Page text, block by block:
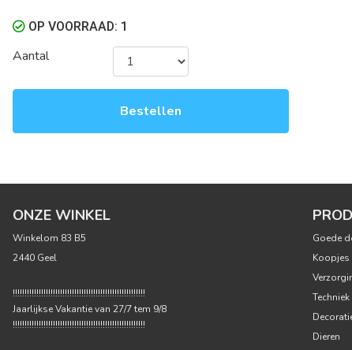
OP VOORRAAD: 1
Aantal
Bestellen
ONZE WINKEL
Winkelom 83 B5
2440 Geel
!!!!!!!!!!!!!!!!!!!!!!!!!!!!!!!!!!!!!!!!!!!!!!!!!!!!!!!!
Jaarlijkse Vakantie van 27/7 tem 9/8
!!!!!!!!!!!!!!!!!!!!!!!!!!!!!!!!!!!!!!!!!!!!!!!!!!!!!!!!
Goede
Koopjes
Techniek
Dieren